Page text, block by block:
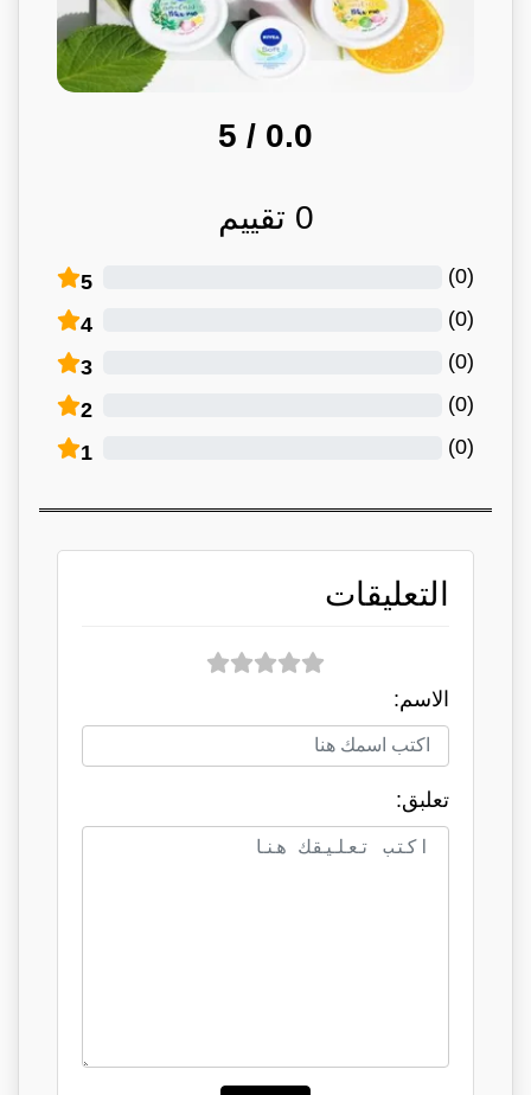
0.0
/ 5
0 تقييم
5 (
0
)
4 (
0
)
3 (
0
)
2 (
0
)
1 (
0
)
التعليقات
الاسم:
تعلبق: